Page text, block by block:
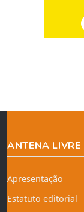
ANTENA LIVRE
Apresentação
Estatuto editorial